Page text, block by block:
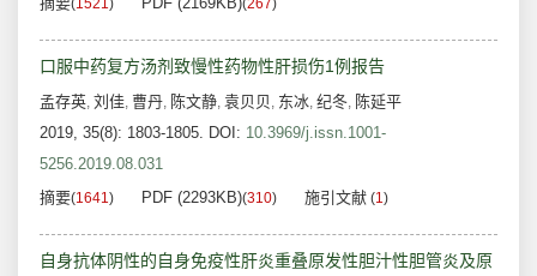
(1521) (267)
口服中药复方汤剂致慢性药物性肝损伤1例报告
孟存英, 刘佳, 曹丹, 陈文静, 袁贝贝 , 东冰, 纪冬, 陈延平
2019, 35(8): 1803-1805. DOI: 10.3969/j.issn.1001-
5256.2019.08.031
摘要(1641) PDF (2293KB)(310) 施引文献 (1)
自身抗体阴性的自身免疫性肝炎重叠原发性胆汁性胆管炎及原